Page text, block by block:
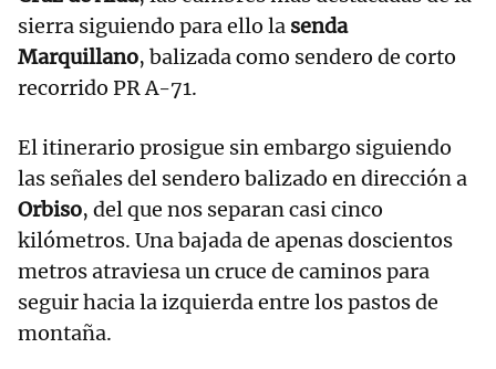
sierra siguiendo para ello la senda
Marquillano, balizada como sendero de corto
recorrido PR A-71.
El itinerario prosigue sin embargo siguiendo
las señales del sendero balizado en dirección a
Orbiso, del que nos separan casi cinco
kilómetros. Una bajada de apenas doscientos
metros atraviesa un cruce de caminos para
seguir hacia la izquierda entre los pastos de
montaña.